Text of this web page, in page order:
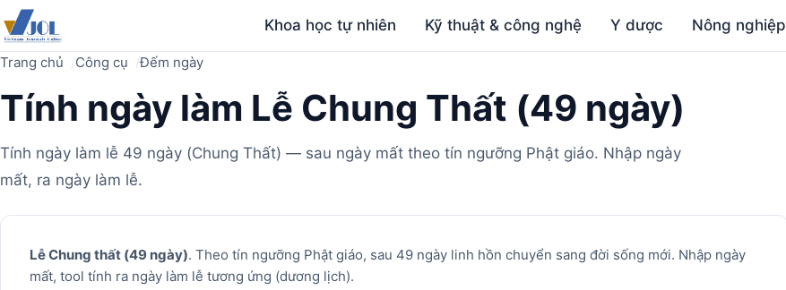
Khoa học tự nhiên Kỹ thuật & công nghệ Y dược Nông nghiệp
Trang chủ Công cụ Đếm ngày
Tính ngày làm Lễ Chung Thất (49 ngày)
Tính ngày làm lễ 49 ngày (Chung Thất) — sau ngày mất theo tín ngưỡng Phật giáo. Nhập ngày
mất, ra ngày làm lễ.
Máy
Lễ Chung thất (49 ngày). Theo tín ngưỡng Phật giáo, sau 49 ngày linh hồn chuyển sang đời sống mới. Nhập ngày
mất, tool tính ra ngày làm lễ tương ứng (dương lịch).